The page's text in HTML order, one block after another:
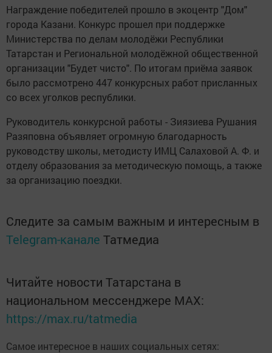
Награждение победителей прошло в экоцентр "Дом"
города Казани. Конкурс прошел при поддержке
Министерства по делам молодёжи Республики
Татарстан и Региональной молодёжной общественной
организации "Будет чисто". По итогам приёма заявок
было рассмотрено 447 конкурсных работ присланных
со всех уголков республики.
Руководитель конкурсной работы - Зиязиева Рушания
Разяповна объявляет огромную благодарность
руководству школы, методисту ИМЦ Салаховой А. Ф. и
отделу образования за методическую помощь, а также
за организацию поездки.
Следите за самым важным и интересным в
Telegram-канале Татмедиа
Читайте новости Татарстана в
национальном мессенджере MАХ:
https://max.ru/tatmedia
Самое интересное в наших социальных сетях: